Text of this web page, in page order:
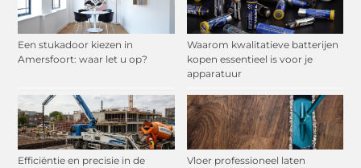
Een stukadoor kiezen in
Amersfoort: waar let u op?
Waarom kwalitatieve batterijen
kopen essentieel is voor je
apparatuur
Efficiëntie en precisie in de
Vloer professioneel laten